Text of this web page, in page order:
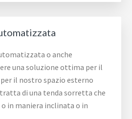
o anche
una soluzione ottima per il
il nostro spazio esterno
di una tenda sorretta che
in maniera inclinata o in